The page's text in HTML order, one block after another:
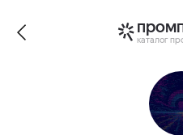
каталог